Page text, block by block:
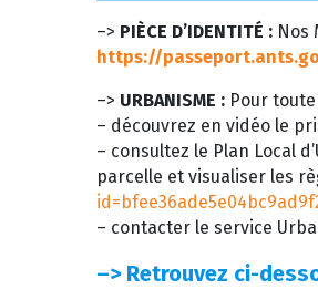
–> PIÈCE D’IDENTITÉ : Nos
https://
–> URBANISME : Pour
– découvrez en vidéo le
– consultez le Plan Local
parcelle et visualiser les
– contacter le service
–> Retrouvez ci-